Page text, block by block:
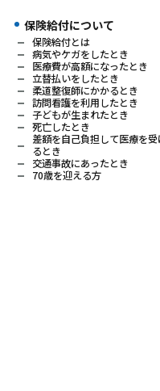
保険給付について
保険給付とは
病気やケガをしたとき
医療費が高額になったとき
立替払いをしたとき
柔道整復師にかかるとき
訪問看護を利用したとき
子どもが生まれたとき
死亡したとき
差額を自己負担して医療を受
るとき
交通事故にあったとき
70歳を迎える方